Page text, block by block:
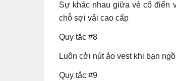
Sự khác nhau giữa vẻ cổ điển
chỗ sợi vải cao cấp
Quy tắc #8
Luôn cởi nút áo vest khi bạn
Quy tắc #9